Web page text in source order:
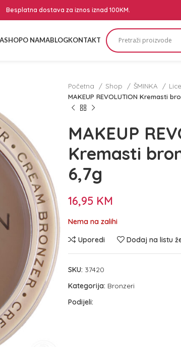
Besplatna dostava za iznos iznad 100KM.
SHOPO NAMABLOGKONTAKT
Početna Shop ŠMINKA
MAKEUP REVOLUTION Kremasti
MAKEUP
Kremasti
6,7g
16,95 KM
Nema na zalihi
Uporedi
Dodaj na listu
SKU: 37420
Kategorija: Bronzeri
Podijeli: